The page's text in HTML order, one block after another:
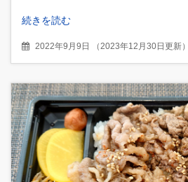
続きを読む
2022年9月9日 （ 2023年12月30日更新）